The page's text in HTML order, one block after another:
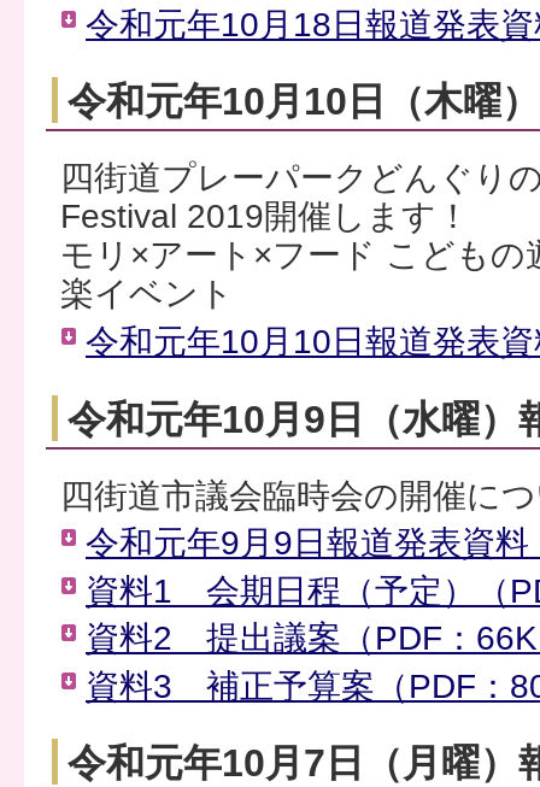
令和元年10月18日報道発表
令和元年10月10日（木曜
四街道プレーパークどんぐり
Festival 2019開催します！
モリ×アート×フード こども
楽イベント
令和元年10月10日報道発表
令和元年10月9日（水曜）
四街道市議会臨時会の開催に
令和元年9月9日報道発表資
資料1 会期日程（予定）（
資料2 提出議案（PDF：
資料3 補正予算案（PDF：
令和元年10月7日（月曜）